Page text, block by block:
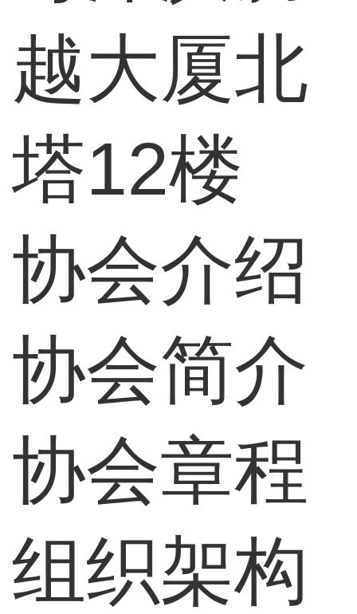
越大厦北
塔12楼
协会介绍
协会简介
协会章程
组织架构